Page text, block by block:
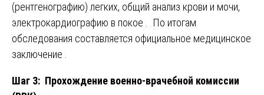
(рентгенографию) легких, общий анализ крови и мочи,
электрокардиографию в покое . По итогам
обследования составляется официальное медицинское
заключение .
Шаг 3: Прохождение военно-врачебной комиссии